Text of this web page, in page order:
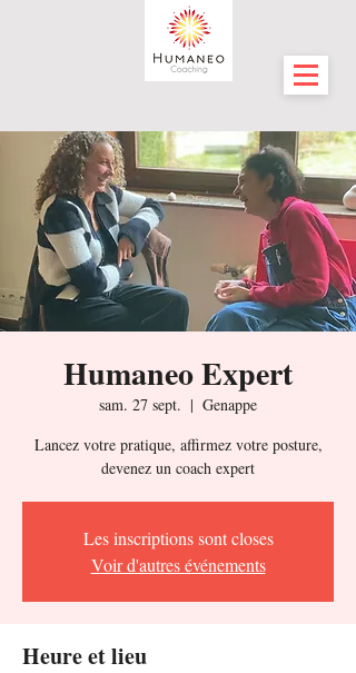
Humaneo Expert
sam. 27 sept.
  |
Genappe
Lancez votre pratique, affirmez votre posture,
devenez un coach expert
Les inscriptions sont closes
Voir d'autres événements
Heure et lieu